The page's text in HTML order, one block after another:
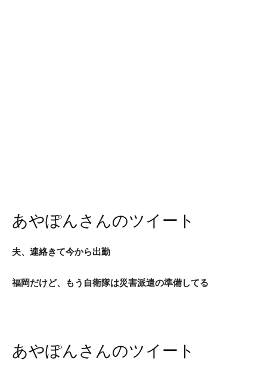
あやぽんさんのツイート
夫、連絡きて今から出勤
福岡だけど、もう自衛隊は災害派遣の準備してる
あやぽんさんのツイート